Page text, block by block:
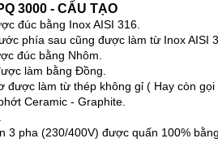
3000 - CẤU TẠO
đúc bằng Inox AISI 316.
phía sau cũng được làm từ Inox AISI
đúc bằng Nhôm.
làm bằng Đồng.
được làm từ thép không gỉ ( Hay còn gọi
Ceramic - Graphite.
3 pha (230/400V) được quấn 100%